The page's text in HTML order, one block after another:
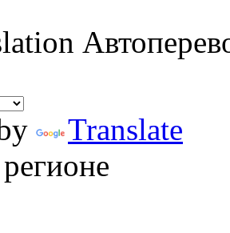
Translate